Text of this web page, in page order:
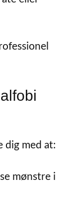
dig med at:
mønstre i